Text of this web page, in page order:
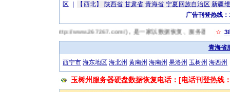
区
【西北】 陕西省 甘肃省 青海省 宁夏回族自治区 新疆
广告刊登热线
树州数据恢复网(http://www.267267.com/)，是一家以数据恢复、服务器硬盘数
☆
青海省
西宁市 海东地区 海北州 黄南州 海南州 果洛州 玉树州 海西州
玉树州服务器硬盘数据恢复电话：[电话刊登热线